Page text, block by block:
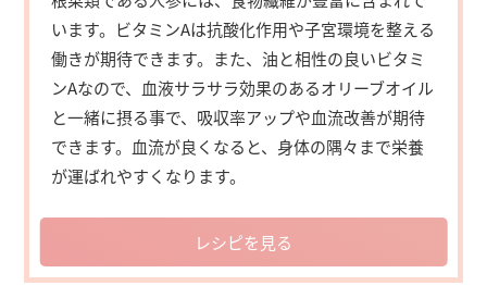
います。ビタミンAは抗酸化作用や子宮環境を整える
働きが期待できます。また、油と相性の良いビタミ
ンAなので、血液サラサラ効果のあるオリーブオイル
と一緒に摂る事で、吸収率アップや血流改善が期待
できます。血流が良くなると、身体の隅々まで栄養
が運ばれやすくなります。
レシピを見る